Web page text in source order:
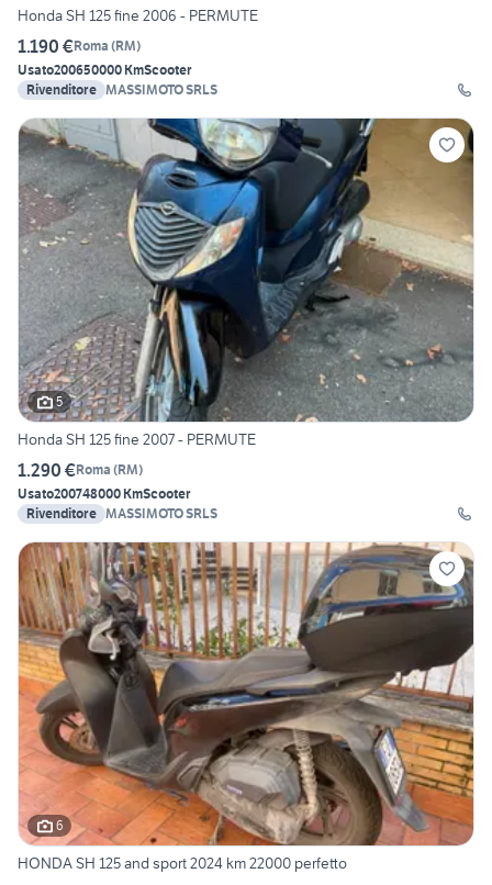
Honda SH 125 fine 2006 - PERMUTE
1.190 €Roma (RM)
Usato200650000 KmScooter
Rivenditore MASSIMOTO SRLS
5
Honda SH 125 fine 2007 - PERMUTE
1.290 €Roma (RM)
Usato200748000 KmScooter
Rivenditore MASSIMOTO SRLS
6
HONDA SH 125 and sport 2024 km 22000 perfetto